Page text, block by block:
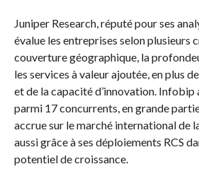
Juniper Research, réputé pour ses
évalue les entreprises selon plusieurs
couverture géographique, la
les services à valeur ajoutée, en plus
et de la capacité d’innovation. Infobip
parmi 17 concurrents, en grande
accrue sur le marché international de
aussi grâce à ses déploiements RCS
potentiel de croissance.